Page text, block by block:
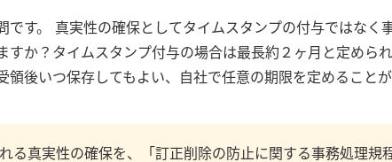
です。 真実性の確保としてタイムスタンプの付与ではなく
すか？タイムスタンプ付与の場合は最長約２ヶ月と定めら
領後いつ保存してもよい、自社で任意の期限を定めること
る真実性の確保を、「訂正削除の防止に関する事務処理規